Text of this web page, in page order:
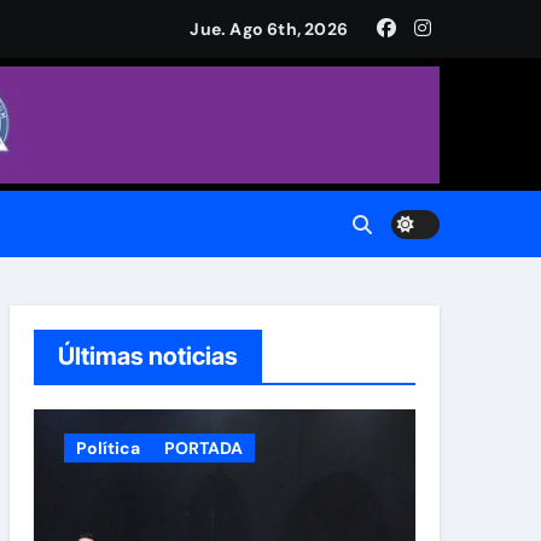
de Armas
Jue. Ago 6th, 2026
Últimas noticias
Política PORTADA